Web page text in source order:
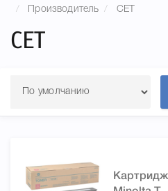
Производитель CET
CET
Картридж